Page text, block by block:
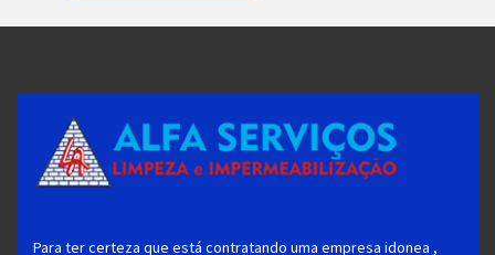
Para ter certeza que está contratando uma empresa idonea ,